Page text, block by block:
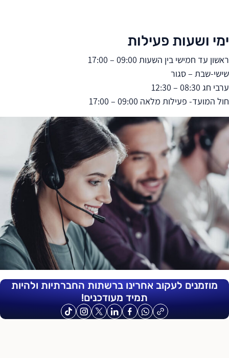
ימי ושעות פעילות
ראשון עד חמישי בין השעות 09:00 – 17:00
שישי-שבת – סגור
ערבי חג 08:30 – 12:30
חול המועד- פעילות מלאה 09:00 – 17:00
מוזמנים לעקוב אחרינו ברשתות החברתיות ולהיות
תמיד מעודכנים!